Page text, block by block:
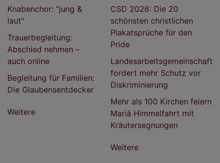
Knabenchor: "jung &
laut"
Trauerbegleitung:
Abschied nehmen –
auch online
Begleitung für Familien:
Die Glaubensentdecker
Weitere
CSD 2026: Die 20
schönsten christlichen
Plakatsprüche für den
Pride
Landesarbeitsgemeinschaft
fordert mehr Schutz vor
Diskriminierung
Mehr als 100 Kirchen feiern
Mariä Himmelfahrt mit
Kräutersegnungen
Weitere